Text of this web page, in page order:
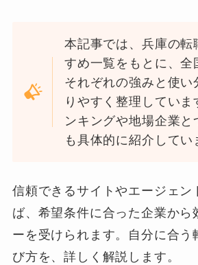
本記事では、兵庫の転
すめ一覧をもとに、全
それぞれの強みと使い
りやすく整理していま
ンキングや地場企業と
も具体的に紹介してい
信頼できるサイトやエージェン
ば、希望条件に合った企業から
ーを受けられます。自分に合う
び方を、詳しく解説します。